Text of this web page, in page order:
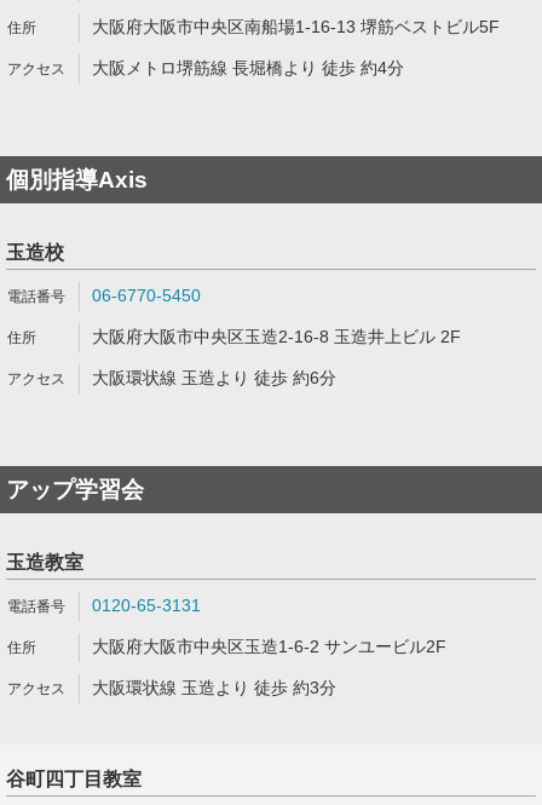
大阪府大阪市中央区南船場1-16-13 堺筋ベストビル5F
大阪メトロ堺筋線 長堀橋より 徒歩 約4分
個別指導Axis
玉造校
06-6770-5450
大阪府大阪市中央区玉造2-16-8 玉造井上ビル 2F
大阪環状線 玉造より 徒歩 約6分
アップ学習会
玉造教室
0120-65-3131
大阪府大阪市中央区玉造1-6-2 サンユービル2F
大阪環状線 玉造より 徒歩 約3分
谷町四丁目教室